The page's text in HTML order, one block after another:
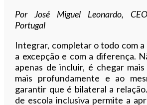
Por José Miguel Leonardo,
Portugal
Integrar, completar o todo com
a excepção e com a diferença.
apenas de incluir, é chegar
mais profundamente e ao
garantir que é bilateral a
de escola inclusiva permite a